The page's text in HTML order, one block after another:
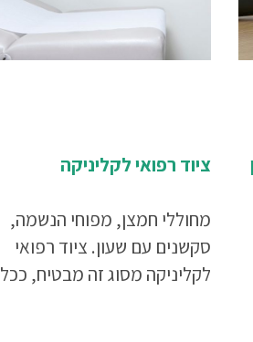
ציוד רפואי לקליניקה
מחוללי חמצן, מפוחי הנשמה,
סקשנים עם שעון. ציוד רפואי
לקליניקה מסוג זה מבטיח, ככל